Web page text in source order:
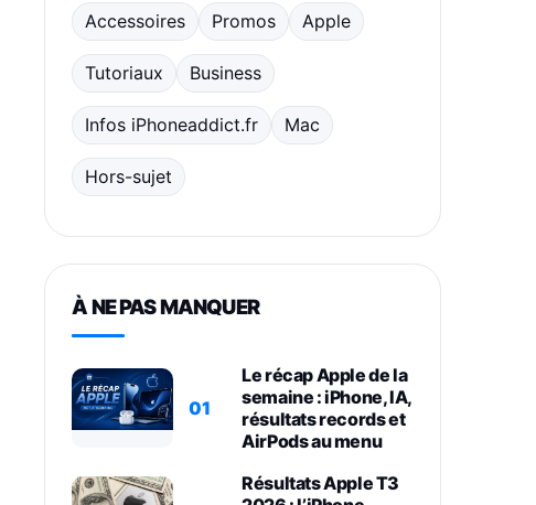
Accessoires Promos Apple
Tutoriaux Business
Infos iPhoneaddict.fr Mac
Hors-sujet
À NE PAS MANQUER
01
Le récap Apple de la
semaine : iPhone, IA,
résultats records et
AirPods au menu
Résultats Apple T3